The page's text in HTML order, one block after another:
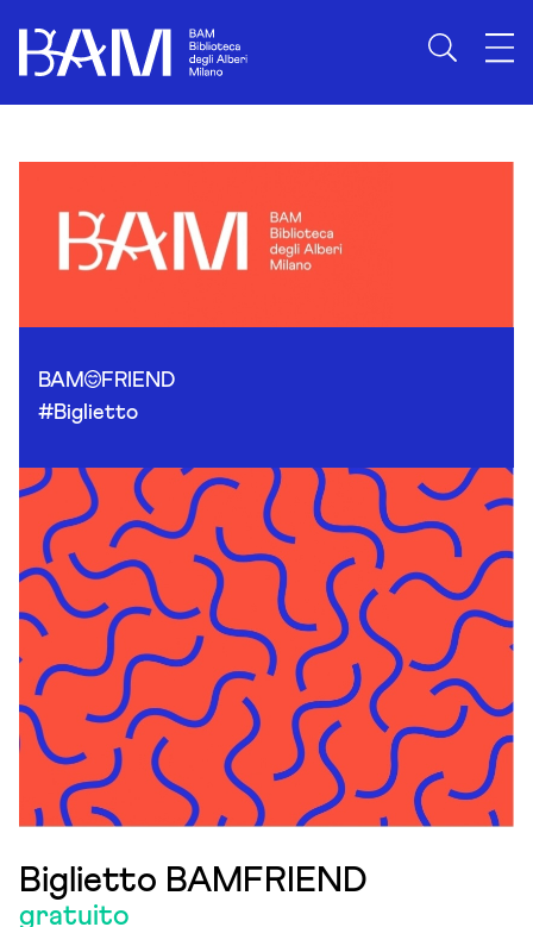
BAM
FRIEND
#Biglietto
Biglietto BAMFRIEND
gratuito